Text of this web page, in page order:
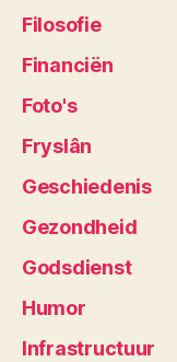
Filosofie
Financiën
Foto's
Fryslân
Geschiedenis
Gezondheid
Godsdienst
Humor
Infrastructuur